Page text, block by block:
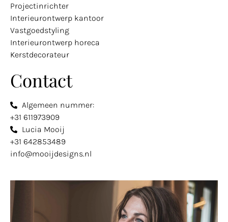
Projectinrichter
Interieurontwerp kantoor
Vastgoedstyling
Interieurontwerp horeca
Kerstdecorateur
Contact
Algemeen nummer:
+31 611973909
Lucia Mooij
+31 642853489
info@mooijdesigns.nl